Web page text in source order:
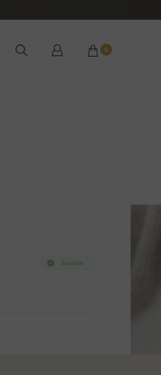
0
En stock